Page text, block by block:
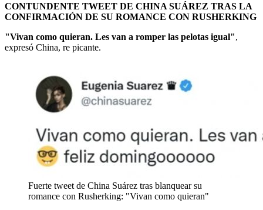
CONTUNDENTE TWEET DE CHINA SUÁREZ TRAS LA
CONFIRMACIÓN DE SU ROMANCE CON RUSHERKING
"Vivan como quieran. Les van a romper las pelotas igual",
expresó China, re picante.
Fuerte tweet de China Suárez tras blanquear su
romance con Rusherking: "Vivan como quieran"